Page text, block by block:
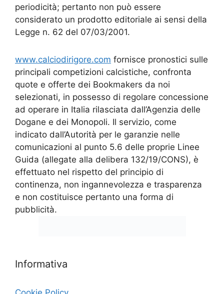
periodicità; pertanto non può essere
considerato un prodotto editoriale ai sensi della
Legge n. 62 del 07/03/2001.
www.calciodirigore.com fornisce pronostici sulle
principali competizioni calcistiche, confronta
quote e offerte dei Bookmakers da noi
selezionati, in possesso di regolare concessione
ad operare in Italia rilasciata dall’Agenzia delle
Dogane e dei Monopoli. Il servizio, come
indicato dall’Autorità per le garanzie nelle
comunicazioni al punto 5.6 delle proprie Linee
Guida (allegate alla delibera 132/19/CONS), è
effettuato nel rispetto del principio di
continenza, non ingannevolezza e trasparenza
e non costituisce pertanto una forma di
pubblicità.
Informativa